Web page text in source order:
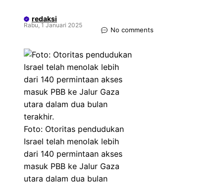
redaksi
Rabu, 1 Januari 2025
No comments
Foto: Otoritas pendudukan
Israel telah menolak lebih
dari 140 permintaan akses
masuk PBB ke Jalur Gaza
utara dalam dua bulan